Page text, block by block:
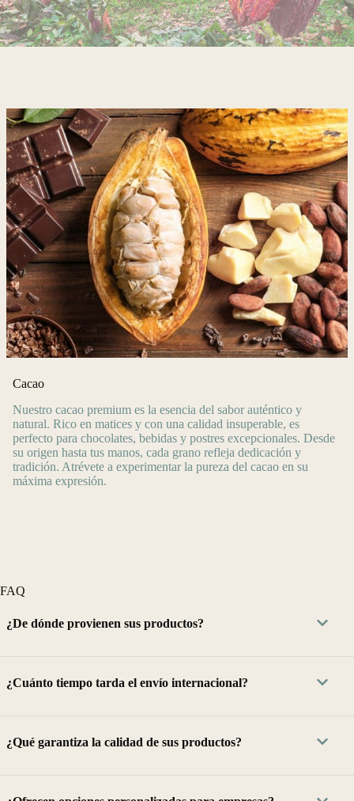
Cacao
Nuestro cacao premium es la esencia del sabor auténtico y
natural. Rico en matices y con una calidad insuperable, es
perfecto para chocolates, bebidas y postres excepcionales. Desde
su origen hasta tus manos, cada grano refleja dedicación y
tradición. Atrévete a experimentar la pureza del cacao en su
máxima expresión.
FAQ
¿De dónde provienen sus productos?
¿Cuánto tiempo tarda el envío internacional?
¿Qué garantiza la calidad de sus productos?